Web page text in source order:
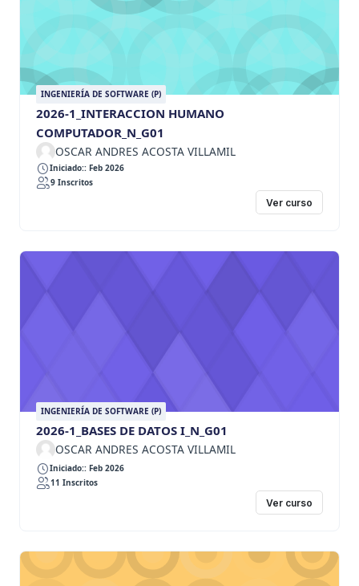
INGENIERÍA DE SOFTWARE (P)
2026-1_INTERACCION HUMANO
COMPUTADOR_N_G01
OSCAR ANDRES ACOSTA VILLAMIL
Iniciado:: Feb 2026
9 Inscritos
Ver curso
INGENIERÍA DE SOFTWARE (P)
2026-1_BASES DE DATOS I_N_G01
OSCAR ANDRES ACOSTA VILLAMIL
Iniciado:: Feb 2026
11 Inscritos
Ver curso